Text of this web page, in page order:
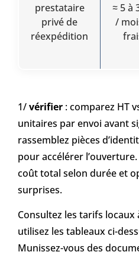
prestataire
privé de
réexpédition
≈ 5 à
/
1/vérifier : comparez HT
unitaires par envoi avant
rassemblez pièces
pour accélérer
coût total selon durée et
surprises.
Consultez les tarifs
utilisez les tableaux ci-
Munissez-vous des